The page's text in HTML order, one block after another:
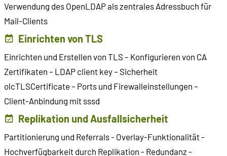
Verwendung des OpenLDAP als zentrales Adressbuch für
Mail-Clients
Einrichten von TLS
Einrichten und Erstellen von TLS – Konfigurieren von CA
Zertifikaten – LDAP client key – Sicherheit
olcTLSCertificate – Ports und Firewalleinstellungen –
Client-Anbindung mit sssd
Replikation und Ausfallsicherheit
Partitionierung und Referrals - Overlay-Funktionalität -
Hochverfügbarkeit durch Replikation - Redundanz -